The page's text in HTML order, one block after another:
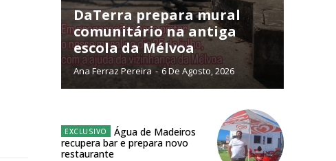
ANUAL
12 meses
online
Exclusivos para
DaTerra prepara mural
comunitário na antiga
escola da Mélvoa
Ana Ferraz Pereira - 6 De Agosto, 2026
Água de Madeiros
recupera bar e prepara novo
restaurante